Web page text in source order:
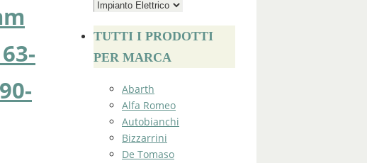
TUTTI I PRODOTTI
PER MARCA
Abarth
Alfa Romeo
Autobianchi
Bizzarrini
De Tomaso